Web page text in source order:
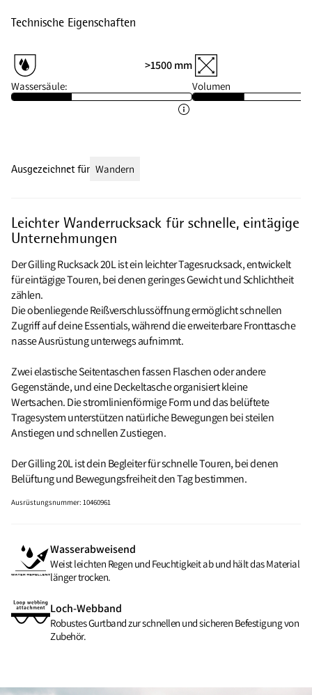
Technische Eigenschaften
>1500 mm
Wassersäule: Volumen
Leichter Wanderrucksack für schnelle, eintägige
Unternehmungen
Der Gilling Rucksack 20L ist ein leichter Tagesrucksack, entwickelt
für eintägige Touren, bei denen geringes Gewicht und Schlichtheit
zählen.
Die obenliegende Reißverschlussöffnung ermöglicht schnellen
Zugriff auf deine Essentials, während die erweiterbare Fronttasche
nasse Ausrüstung unterwegs aufnimmt.
Zwei elastische Seitentaschen fassen Flaschen oder andere
Gegenstände, und eine Deckeltasche organisiert kleine
Wertsachen. Die stromlinienförmige Form und das belüftete
Tragesystem unterstützen natürliche Bewegungen bei steilen
Anstiegen und schnellen Zustiegen.
Der Gilling 20L ist dein Begleiter für schnelle Touren, bei denen
Belüftung und Bewegungsfreiheit den Tag bestimmen.
Ausrüstungsnummer:10460961
Wasserabweisend
Weist leichten Regen und Feuchtigkeit ab und hält das Material
länger trocken.
Loch-Webband
Robustes Gurtband zur schnellen und sicheren Befestigung von
Zubehör.
Ausgezeichnet für Wandern